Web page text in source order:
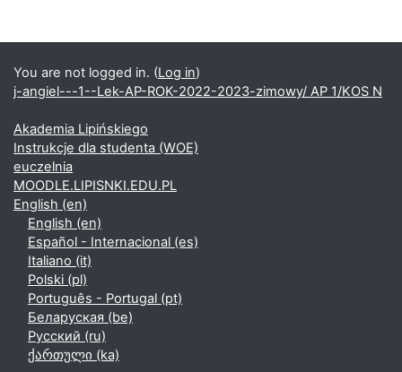
You are not logged in. (Log in)
j-angiel---1--Lek-AP-ROK-2022-2023-zimowy/ AP 1/KOS N
Akademia Lipińskiego
Instrukcje dla studenta (WOE)
euczelnia
MOODLE.LIPISNKI.EDU.PL
English ‎(en)‎
English ‎(en)‎
Español - Internacional ‎(es)‎
Italiano ‎(it)‎
Polski ‎(pl)‎
Português - Portugal ‎(pt)‎
Беларуская ‎(be)‎
Русский ‎(ru)‎
ქართული ‎(ka)‎